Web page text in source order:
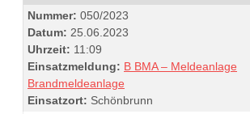
Nummer: 050/2023
Datum: 25.06.2023
Uhrzeit: 11:09
Einsatzmeldung: B BMA – Meldeanlage
Brandmeldeanlage
Einsatzort: Schönbrunn